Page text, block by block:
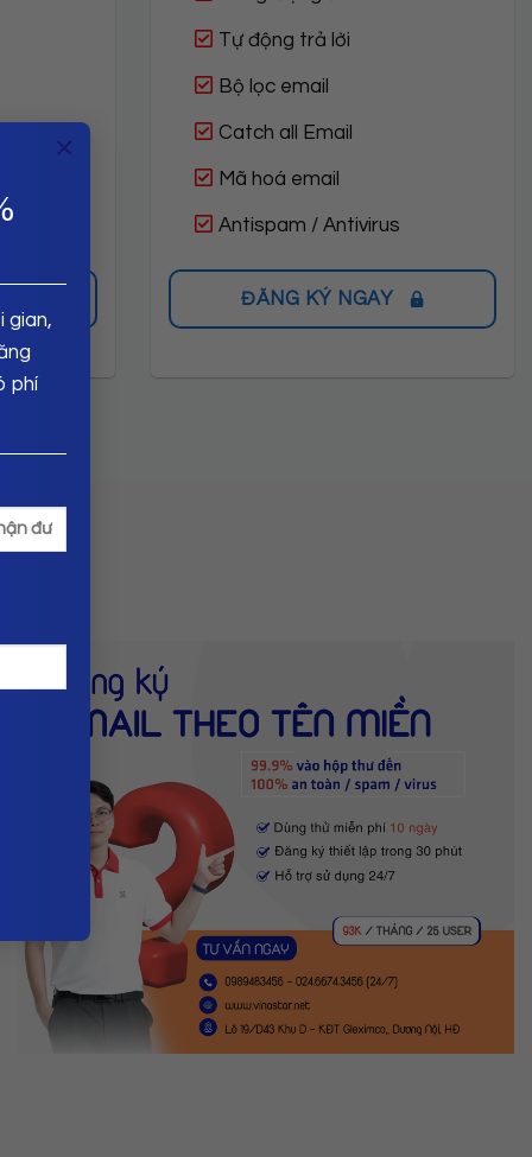
gian,
phí
×
Tự động trả lời
Bộ lọc email
Catch all Email
Mã hoá email
Antispam / Antivirus
ĐĂNG KÝ NGAY